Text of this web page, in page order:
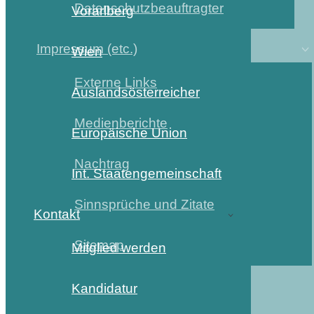
Datenschutzbeauftragter
Impressum (etc.)
Externe Links
Medienberichte
Nachtrag
Sinnsprüche und Zitate
Sitemap
Vorarlberg
Wien
Auslandsösterreicher
Europäische Union
Int. Staatengemeinschaft
Kontakt
Mitglied werden
Kandidatur